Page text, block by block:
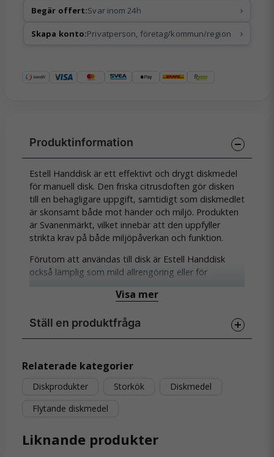
Begär offert:Svar inom 24h ›
Skapa konto:Privatperson, företag/kommun/region ›
Estell Handdisk är ett effektivt och drygt diskmedel
för manuell disk. Den friska citrusdoften gör disken
till en behagligare uppgift, samtidigt som diskmedlet
är skonsamt både mot händer och miljö. Produkten
är Svanenmärkt, vilket innebär att den uppfyller
strikta krav på både miljöpåverkan och funktion.
Förutom att användas till disk är Estell Handdisk
också lämplig som mild allrengöring eller för
Fräsch doft av citrus
rengöring
Volym: 1 liter
Typ:Handdiskmedel med parfym
Visa mer
Ställ en produktfråga
Fråga oss något om denna produkten...
Relaterade kategorier
Diskprodukter Storkök
Diskmedel
Flytande diskmedel
Liknande produkter